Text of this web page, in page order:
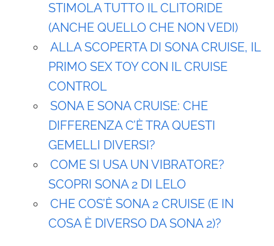
STIMOLA TUTTO IL CLITORIDE
(ANCHE QUELLO CHE NON VEDI)
ALLA SCOPERTA DI SONA CRUISE, IL
PRIMO SEX TOY CON IL CRUISE
CONTROL
SONA E SONA CRUISE: CHE
DIFFERENZA C’È TRA QUESTI
GEMELLI DIVERSI?
COME SI USA UN VIBRATORE?
SCOPRI SONA 2 DI LELO
CHE COS’È SONA 2 CRUISE (E IN
COSA È DIVERSO DA SONA 2)?